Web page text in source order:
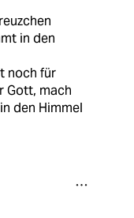
in den
noch für
Gott, mach
den Himmel